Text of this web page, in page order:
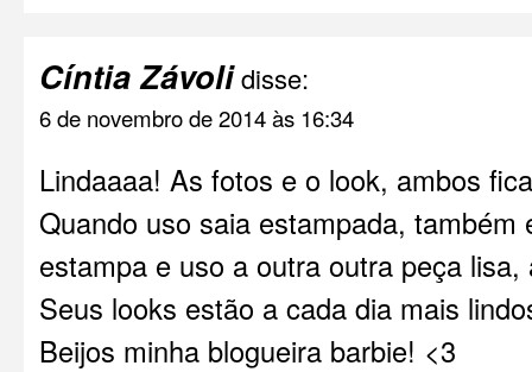
Cíntia Závolidisse:
6 de novembro de 2014 às 16:34
Lindaaaa! As fotos e o look, ambos
Quando uso saia estampada, também
estampa e uso a outra outra peça
Seus looks estão a cada dia mais
Beijos minha blogueira barbie! <3